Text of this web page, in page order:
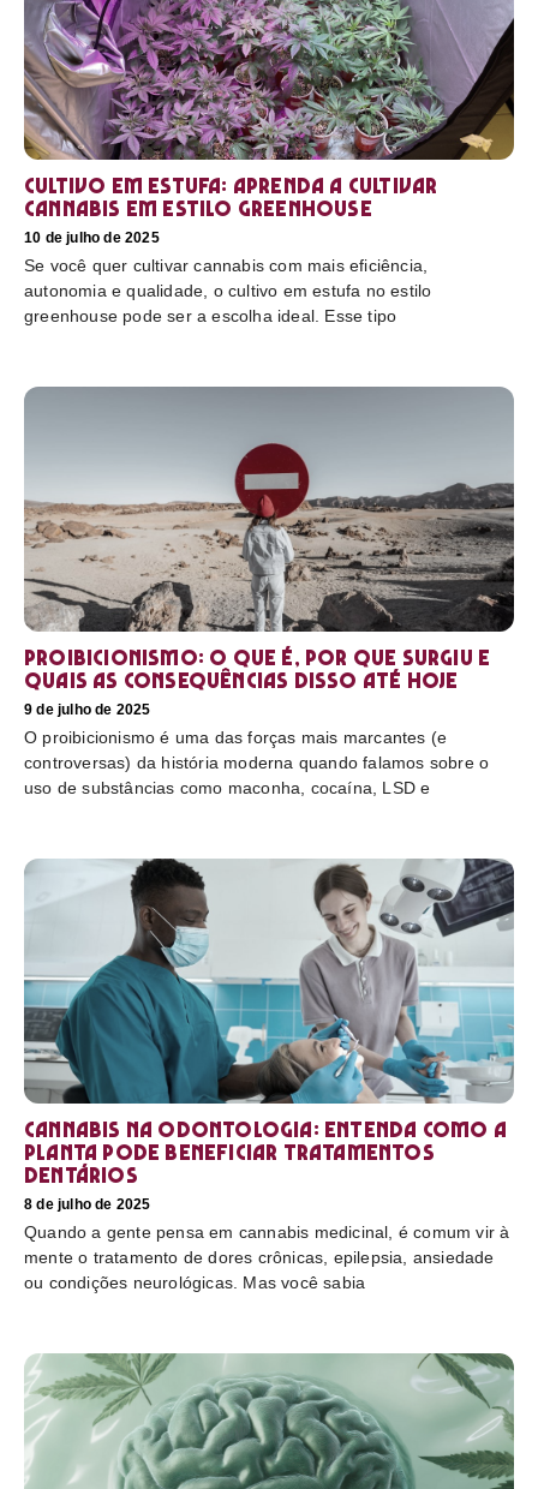
Cultivo em estufa: aprenda a cultivar
cannabis em estilo greenhouse
10 de julho de 2025
Se você quer cultivar cannabis com mais eficiência,
autonomia e qualidade, o cultivo em estufa no estilo
greenhouse pode ser a escolha ideal. Esse tipo
Proibicionismo: o que é, por que surgiu e
quais as consequências disso até hoje
9 de julho de 2025
O proibicionismo é uma das forças mais marcantes (e
controversas) da história moderna quando falamos sobre o
uso de substâncias como maconha, cocaína, LSD e
Cannabis na odontologia: entenda como a
planta pode beneficiar tratamentos
dentários
8 de julho de 2025
Quando a gente pensa em cannabis medicinal, é comum vir à
mente o tratamento de dores crônicas, epilepsia, ansiedade
ou condições neurológicas. Mas você sabia